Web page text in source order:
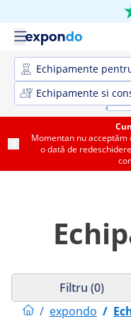
Echipamente
Echipamente si
Momentan nu acceptăm
o dată de
/ expondo /
Filtru (0)